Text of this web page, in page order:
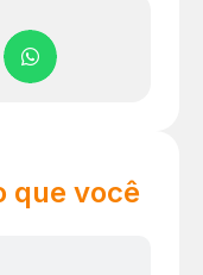
que você